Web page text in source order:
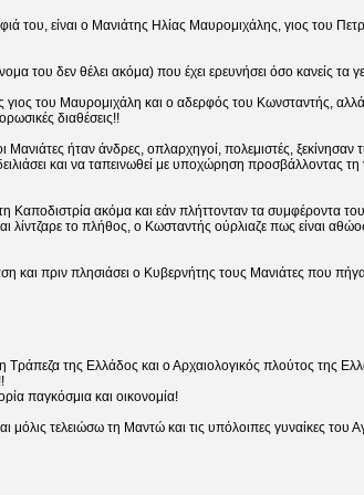
του, είναι ο Μανιάτης Ηλίας Μαυρομιχάλης, γιος του
δεν θέλει ακόμα) που έχει ερευνήσει όσο κανείς τα
του Μαυρομιχάλη και ο αδερφός του Κωνσταντής,
διαθέσεις!!
Μανιάτες ήταν άνδρες, οπλαρχηγοί, πολεμιστές,
και να ταπεινωθεί με υποχώρηση προσβάλλοντας τη
ακόμα και εάν πλήττονταν τα συμφέροντα
το πλήθος, ο Κωσταντής ούρλιαζε πως είναι
πριν πλησιάσει ο Κυβερνήτης τους Μανιάτες που
Τράπεζα της Ελλάδος και ο Αρχαιολογικός πλούτος της
παγκόσμια και οικονομία!
μόλις τελειώσω τη Μαντώ και τις υπόλοιπες γυναίκες